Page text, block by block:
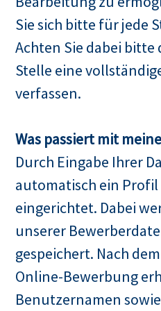
Sie sich bitte für jede
Achten Sie dabei bitte
Stelle eine
verfassen.
Was passiert mit
Durch Eingabe Ihrer
automatisch ein Profil
eingerichtet. Dabei
unserer
gespeichert. Nach
Online-Bewerbung
Benutzernamen